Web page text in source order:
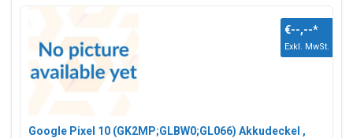
Google Pixel 10 (GK2MP;GLBW0;GL066) Akkudeckel ,
€--,--*
Exkl. MwSt.